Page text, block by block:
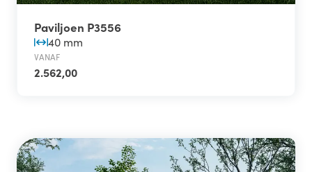
Paviljoen P3556
40 mm
VANAF
2.562,00